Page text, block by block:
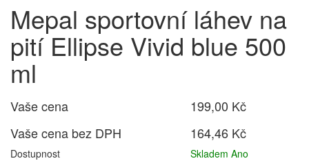
Mepal sportovní láhev na
pití Ellipse Vivid blue 500
ml
Vaše cena
199,00 Kč
Vaše cena bez DPH
164,46 Kč
Dostupnost
Skladem Ano